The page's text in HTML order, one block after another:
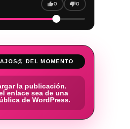
0 0
DEL MOMENTO
la publicación.
enlace sea de una
de WordPress.